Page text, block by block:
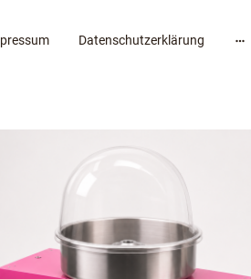
Datenschutzerklärung